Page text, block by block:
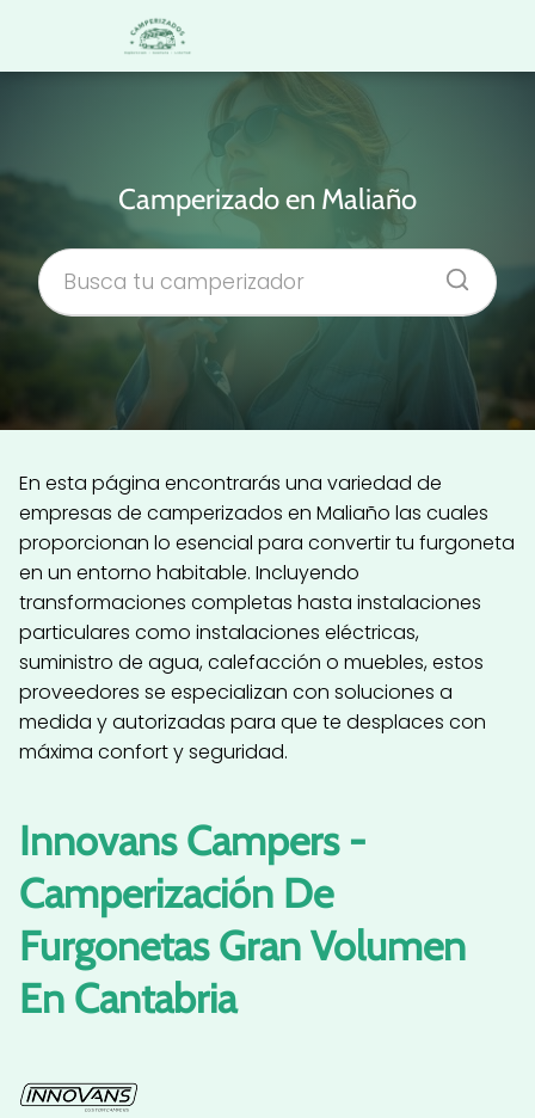
Camperizado en Maliaño
En esta página encontrarás una variedad de
empresas de camperizados en Maliaño las cuales
proporcionan lo esencial para convertir tu furgoneta
en un entorno habitable. Incluyendo
transformaciones completas hasta instalaciones
particulares como instalaciones eléctricas,
suministro de agua, calefacción o muebles, estos
proveedores se especializan con soluciones a
medida y autorizadas para que te desplaces con
máxima confort y seguridad.
Innovans Campers -
Camperización De
Furgonetas Gran Volumen
En Cantabria